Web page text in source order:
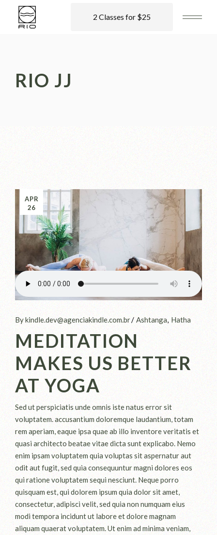
2 Classes for $25
RIO JJ
APR
26
By kindle.dev@agenciakindle.com.br Ashtanga Hatha
MEDITATION
MAKES US BETTER
AT YOGA
Sed ut perspiciatis unde omnis iste natus error sit
voluptatem. accusantium doloremque laudantium, totam
rem aperiam, eaque ipsa quae ab illo inventore veritatis et
quasi architecto beatae vitae dicta sunt explicabo. Nemo
enim ipsam voluptatem quia voluptas sit aspernatur aut
odit aut fugit, sed quia consequuntur magni dolores eos
qui ratione voluptatem sequi nesciunt. Neque porro
quisquam est, qui dolorem ipsum quia dolor sit amet,
consectetur, adipisci velit, sed quia non numquam eius
modi tempora incidunt ut labore et dolore magnam
aliquam quaerat voluptatem. Ut enim ad minima veniam,